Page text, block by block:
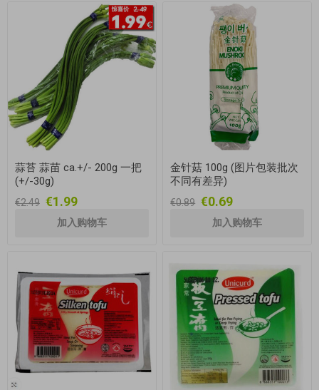
蒜苔 蒜苗 ca.+/- 200g 一把
(+/-30g)
€2.49 €1.99
金针菇 100g (图片包装批次
不同有差异)
€0.89 €0.69